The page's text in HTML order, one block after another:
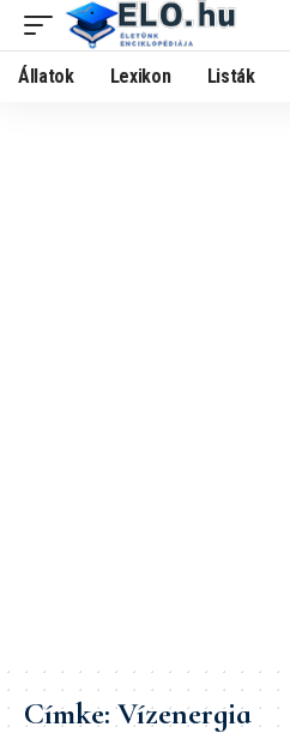
Állatok Lexikon Listák
Címke:Vízenergia